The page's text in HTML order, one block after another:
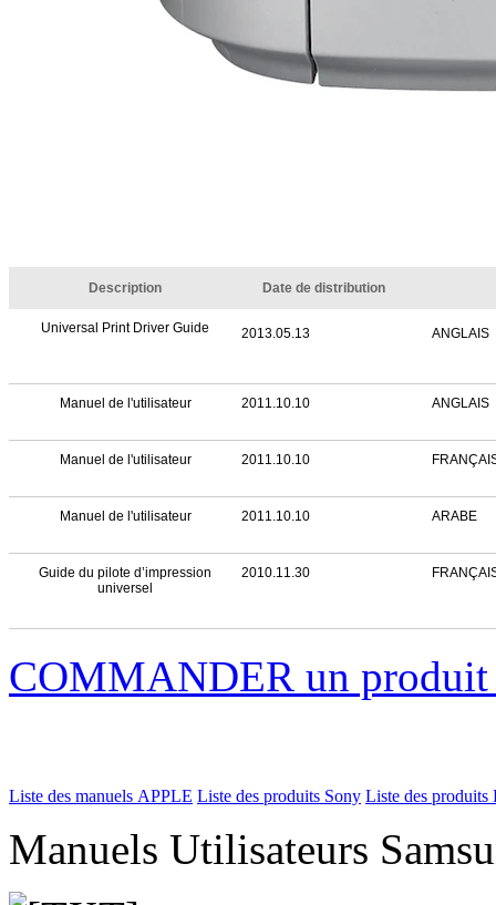
Description Date de distribution
Universal Print Driver Guide 2013.05.13 ANGLAIS
Manuel de l'utilisateur 2011.10.10 ANGLAIS
Manuel de l'utilisateur 2011.10.10
Manuel de l'utilisateur 2011.10.10 ARABE
Guide du pilote d’impression
universel
2010.11.30
COMMANDER un
Liste des manuels APPLE Liste des produits Sony Liste des produits
Manuels Utilisateurs